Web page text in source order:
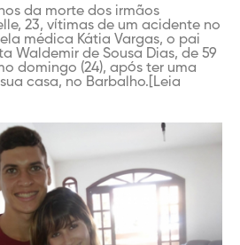
da morte dos irmãos
23, vítimas de um acidente no
médica Kátia Vargas, o pai
Waldemir de Sousa Dias, de 59
domingo (24), após ter uma
casa, no Barbalho.[Leia